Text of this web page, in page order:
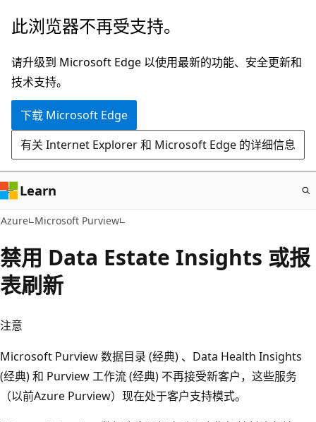
跳
主
要
内
此浏览器不再受支持。
请升级到 Microsoft Edge 以使用最新的功能、安全更新和
技术支持。
下载 Microsoft Edge
有关 Internet Explorer 和 Microsoft Edge 的详细信息
Learn
Azure Microsoft Purview
禁用 Data Estate Insights 或报
表刷新
注意
Microsoft Purview 数据目录 (经典) 、Data Health Insights
(经典) 和 Purview 工作流 (经典) 不再接受新客户，这些服务
（以前Azure Purview）现在处于客户支持模式。